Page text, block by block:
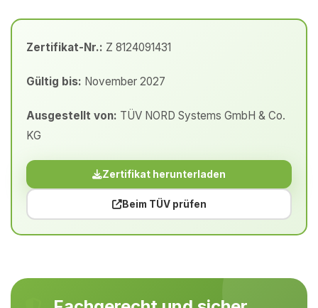
Zertifikat-Nr.: Z 8124091431
Gültig bis: November 2027
Ausgestellt von: TÜV NORD Systems GmbH & Co.
KG
Zertifikat herunterladen
Beim TÜV prüfen